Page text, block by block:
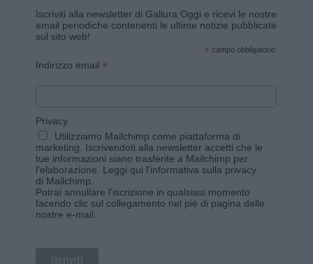
Iscriviti alla newsletter di Gallura Oggi e ricevi le nostre
email periodiche contenenti le ultime notizie pubblicate
sul sito web!
* campo obbligatorio
Indirizzo email *
Privacy
Utilizziamo Mailchimp come piattaforma di
marketing. Iscrivendoti alla newsletter accetti che le
tue informazioni siano trasferite a Mailchimp per
l'elaborazione. Leggi qui l'informativa sulla privacy
di Mailchimp
Potrai annullare l'iscrizione in qualsiasi momento
facendo clic sul collegamento nel piè di pagina delle
nostre e-mail.